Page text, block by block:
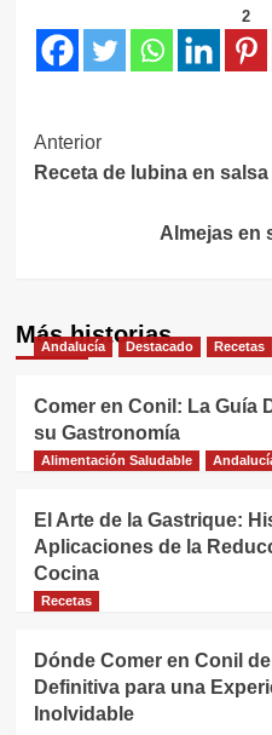
2
Navegación
de
entradas
Anterior
Receta de lubina en
Almejas en
Más historias
Andalucía Destacado Recetas
Comer en Conil: La Guía
su Gastronomía
Alimentación Saludable
El Arte de la Gastrique:
Aplicaciones de la
Cocina
Recetas
Dónde Comer en Conil
Definitiva para una
Inolvidable